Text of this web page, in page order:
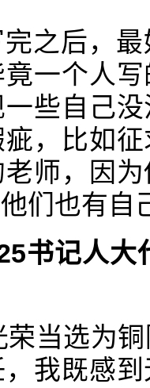
之后，
一个人
些自己
，比如
师，因
们也有自
书记人
荣当选为
我既感